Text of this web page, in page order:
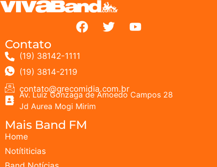
Contato
(19) 38142-1111
(19) 3814-2119
contato@grecomidia.com.br
Av. Luiz Gonzaga de Amoedo Campos 28
Jd Aurea Mogi Mirim
Mais Band FM
Home
Notítiticias